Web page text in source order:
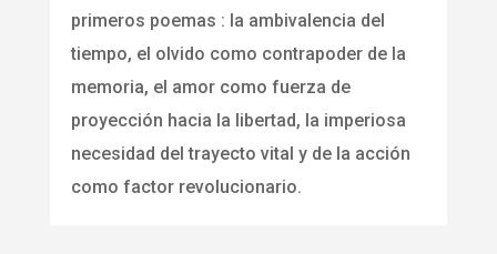
primeros poemas : la ambivalencia del
tiempo, el olvido como contrapoder de la
memoria, el amor como fuerza de
proyección hacia la libertad, la imperiosa
necesidad del trayecto vital y de la acción
como factor revolucionario.